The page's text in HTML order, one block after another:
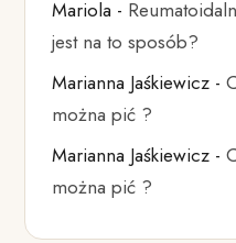
Mariola -
jest na to sposób?
Marianna Jaśkiewicz -
można pić ?
Marianna Jaśkiewicz -
można pić ?